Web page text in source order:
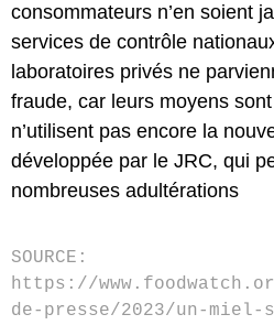
consommateurs n’en soient
services de contrôle
laboratoires privés ne
fraude, car leurs moyens
n’utilisent pas encore la
développée par le JRC, qui
nombreuses adultérations
SOURCE:
https://
de-presse/2023/un-miel-